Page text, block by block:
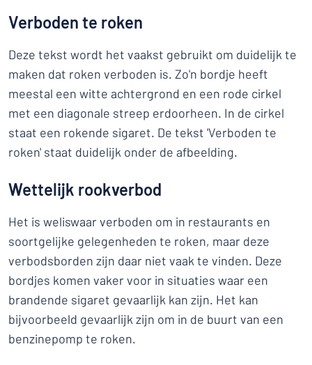
Verboden te roken
Deze tekst wordt het vaakst gebruikt om duidelijk te
maken dat roken verboden is. Zo'n bordje heeft
meestal een witte achtergrond en een rode cirkel
met een diagonale streep erdoorheen. In de cirkel
staat een rokende sigaret. De tekst 'Verboden te
roken' staat duidelijk onder de afbeelding.
Wettelijk rookverbod
Het is weliswaar verboden om in restaurants en
soortgelijke gelegenheden te roken, maar deze
verbodsborden zijn daar niet vaak te vinden. Deze
bordjes komen vaker voor in situaties waar een
brandende sigaret gevaarlijk kan zijn. Het kan
bijvoorbeeld gevaarlijk zijn om in de buurt van een
benzinepomp te roken.